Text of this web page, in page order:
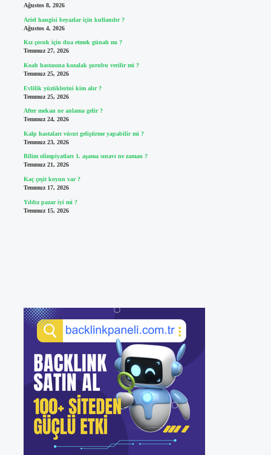
Ağustos 8, 2026
Ariel hangisi beyazlar için kullanılır ?
Ağustos 4, 2026
Kız çocuk için dua etmek günah mı ?
Temmuz 27, 2026
Koah hastasına kozalak şurubu verilir mi ?
Temmuz 25, 2026
Evlilik yüzüklerini kim alır ?
Temmuz 25, 2026
After mekan ne anlama gelir ?
Temmuz 24, 2026
Kalp hastaları vücut geliştirme yapabilir mi ?
Temmuz 23, 2026
Bilim olimpiyatları 1. aşama sınavı ne zaman ?
Temmuz 21, 2026
Kaç çeşit koyun var ?
Temmuz 17, 2026
Yıldız pazar iyi mi ?
Temmuz 15, 2026